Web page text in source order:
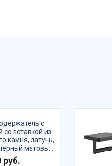
с
со вставкой из
камня, латунь,
матовый,
руб.